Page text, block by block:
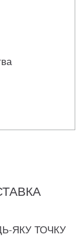
ЯКУ ТОЧКУ